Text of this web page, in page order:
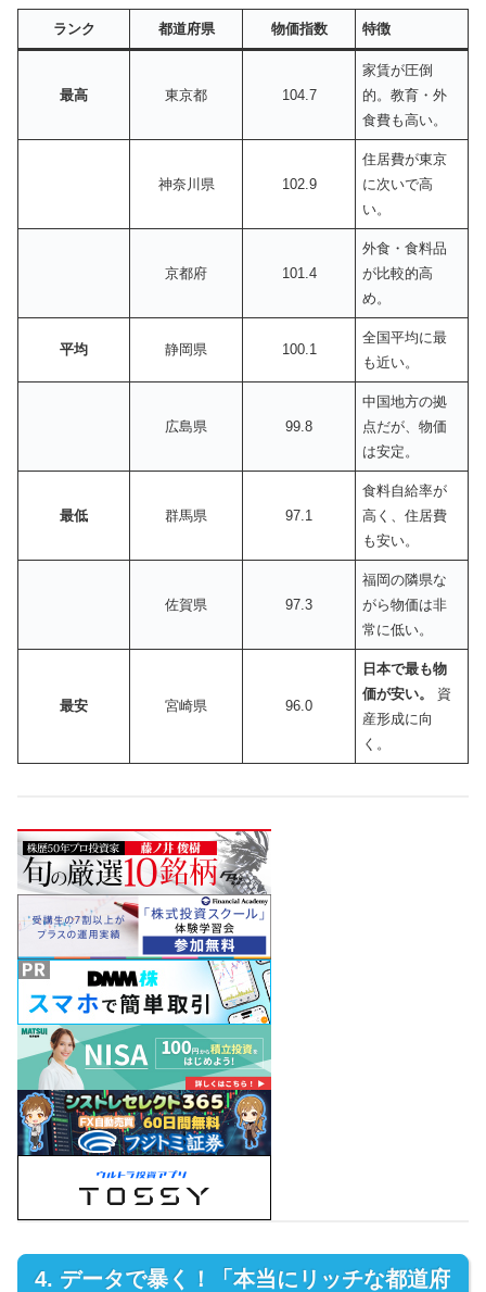
ランク 都道府県 物価指数 特徴
最高 東京都 104.7
家賃が圧倒
的。教育・外
食費も高い。
神奈川県 102.9
住居費が東京
に次いで高
い。
京都府 101.4
外食・食料品
が比較的高
め。
平均 静岡県 100.1
全国平均に最
も近い。
広島県 99.8
中国地方の拠
点だが、物価
は安定。
最低 群馬県 97.1
食料自給率が
高く、住居費
も安い。
佐賀県 97.3
福岡の隣県な
がら物価は非
常に低い。
最安 宮崎県 96.0
日本で最も物
価が安い。
資
産形成に向
く。
4. データで暴く！「本当にリッチな都道府